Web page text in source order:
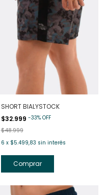
SHORT BIALYSTOCK
$32.999 -33% OFF
$48.999
6 x $5.499,83 sin interés
Comprar